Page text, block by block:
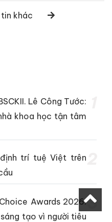
khác
Lê Công Tước:
khoa học tận tâm
trí tuệ Việt trên
Awards 2026:
tạo vì người tiêu
3